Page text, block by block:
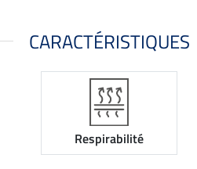
CARACTÉRISTIQUES
Respirabilité